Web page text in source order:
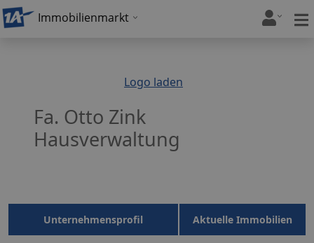
Immobilienmarkt
Logo laden
Fa. Otto Zink
Hausverwaltung
Unternehmensprofil Aktuelle Immobilien